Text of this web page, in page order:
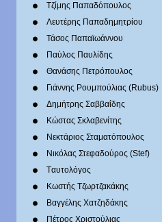
Τζίμης Παπαδόπουλος
Λευτέρης Παπαδημητρίου
Τάσος Παπαϊωάννου
Παύλος Παυλίδης
Θανάσης Πετρόπουλος
Γιάννης Ρουμπούλιας (Rubus)
Δημήτρης Σαββαΐδης
Κώστας Σκλαβενίτης
Νεκτάριος Σταματόπουλος
Νικόλας Στεφαδούρος (Stef)
Tαυτολόγος
Κωστής Τζωρτζακάκης
Βαγγέλης Χατζηδάκης
Πέτρος Χριστούλιας